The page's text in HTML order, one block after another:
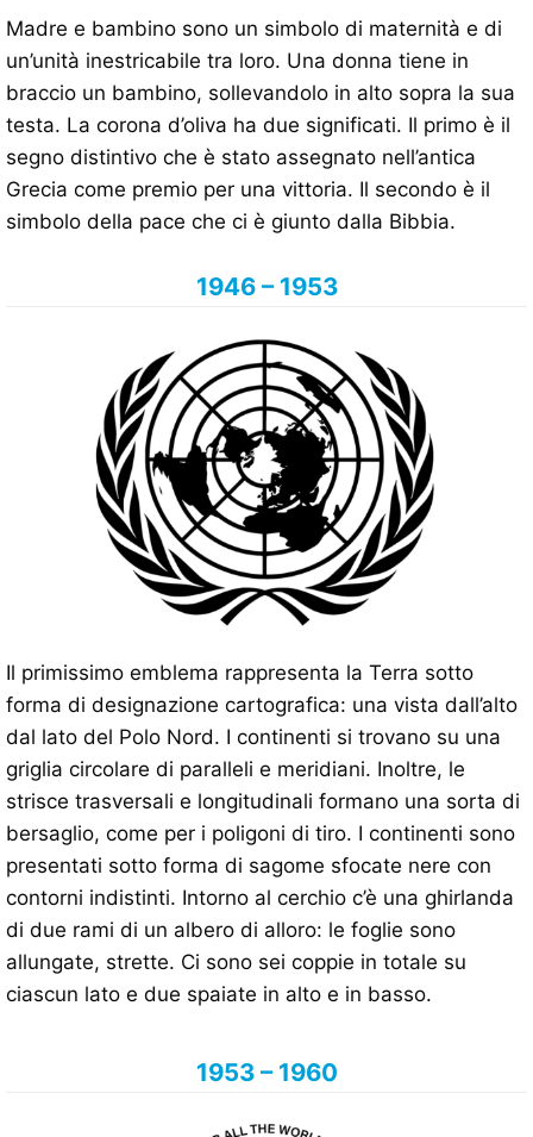
Madre e bambino sono un simbolo di maternità e di
un’unità inestricabile tra loro. Una donna tiene in
braccio un bambino, sollevandolo in alto sopra la sua
testa. La corona d’oliva ha due significati. Il primo è il
segno distintivo che è stato assegnato nell’antica
Grecia come premio per una vittoria. Il secondo è il
simbolo della pace che ci è giunto dalla Bibbia.
1946 – 1953
Il primissimo emblema rappresenta la Terra sotto
forma di designazione cartografica: una vista dall’alto
dal lato del Polo Nord. I continenti si trovano su una
griglia circolare di paralleli e meridiani. Inoltre, le
strisce trasversali e longitudinali formano una sorta di
bersaglio, come per i poligoni di tiro. I continenti sono
presentati sotto forma di sagome sfocate nere con
contorni indistinti. Intorno al cerchio c’è una ghirlanda
di due rami di un albero di alloro: le foglie sono
allungate, strette. Ci sono sei coppie in totale su
ciascun lato e due spaiate in alto e in basso.
1953 – 1960